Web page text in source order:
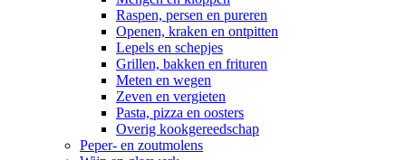
Raspen, persen en pureren
Openen, kraken en ontpitten
Lepels en schepjes
Grillen, bakken en frituren
Meten en wegen
Zeven en vergieten
Pasta, pizza en oosters
Overig kookgereedschap
Peper- en zoutmolens